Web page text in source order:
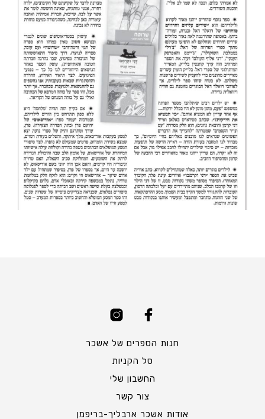
חנות הספרים של אשכר
סל הקניות
החשבון שלי
צור קשר
אודות אשכר ארבליך-בריפמן